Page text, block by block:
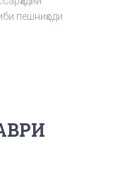
пешниҳоди